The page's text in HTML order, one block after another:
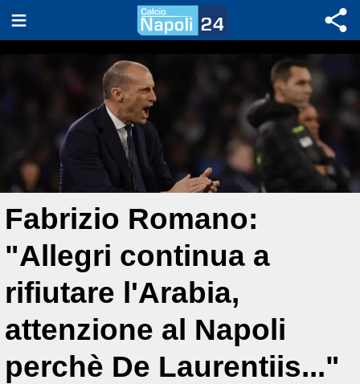
Fabrizio Romano:
"Allegri continua a
rifiutare l'Arabia,
attenzione al Napoli
perchè De Laurentiis..."